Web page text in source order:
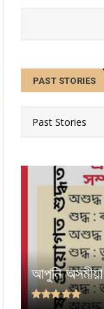
PAST STORIES
আপুনি অসমীয়া